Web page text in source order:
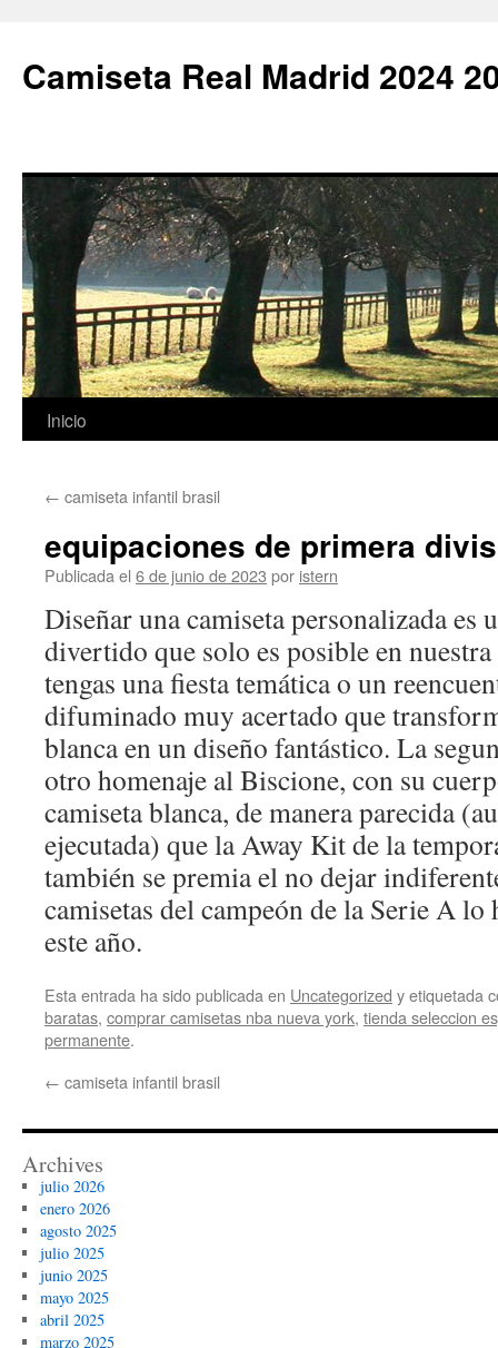
Camiseta Real Madrid 2024
Saltar
contenido
Inicio
← camiseta infantil brasil
equipaciones de primera
Publicada el 6 de junio de 2023 por istern
Diseñar una camiseta personalizada es
divertido que solo es posible en nuestra
tengas una fiesta temática o un
difuminado muy acertado que
blanca en un diseño fantástico. La
otro homenaje al Biscione, con su
camiseta blanca, de manera parecida
ejecutada) que la Away Kit de la
también se premia el no dejar
camisetas del campeón de la Serie A lo
este año.
Esta entrada ha sido publicada en Uncategorized y etiquetada
baratas, comprar camisetas nba nueva york, tienda seleccion
permanente.
← camiseta infantil brasil
Archives
julio 2026
enero 2026
agosto 2025
julio 2025
junio 2025
mayo 2025
abril 2025
marzo 2025